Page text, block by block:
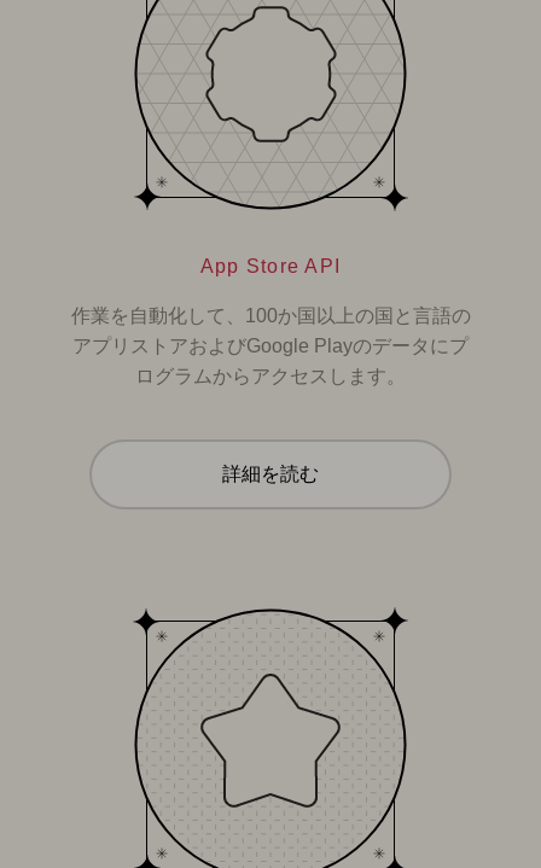
App Store API
作業を自動化して、100か国以上の国と言語の
アプリストアおよびGoogle Playのデータにプ
ログラムからアクセスします。
詳細を読む